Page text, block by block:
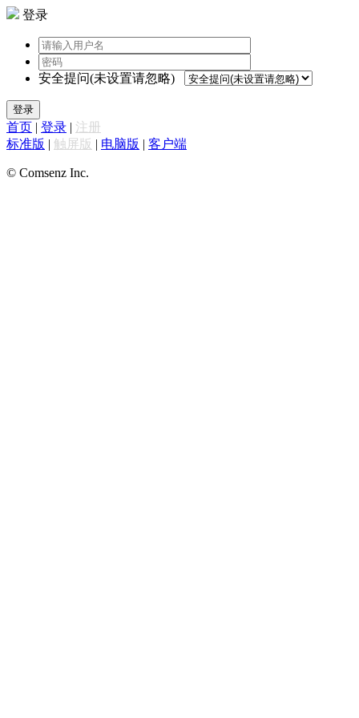
登录
安全提问(未设置请忽略)
登录
首页 | 登录 | 注册
标准版 | 触屏版 | 电脑版 | 客户端
© Comsenz Inc.